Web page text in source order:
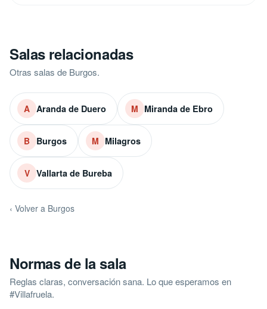
Salas relacionadas
Otras salas de Burgos.
A Aranda de Duero M Miranda de Ebro
B Burgos M Milagros
V Vallarta de Bureba
‹ Volver a Burgos
Normas de la sala
Reglas claras, conversación sana. Lo que esperamos en
#Villafruela.